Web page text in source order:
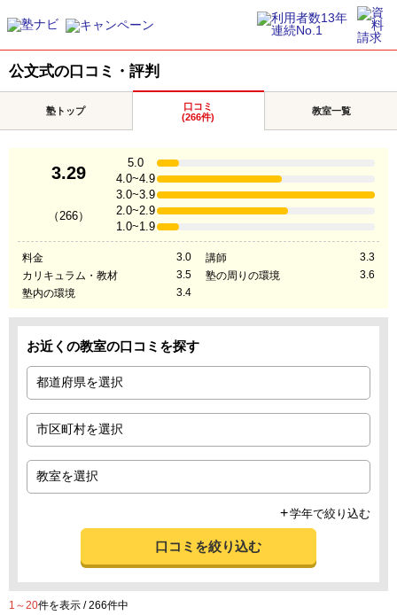
公文式の口コミ・評判
塾トップ
口コミ
(266件)
教室一覧
3.29
（266）
5.0
4.0~4.9
3.0~3.9
2.0~2.9
1.0~1.9
料金 3.0 講師
3.3
カリキュラム・教材
3.5 塾の周りの環境
3.6
塾内の環境
3.4
お近くの教室の口コミを探す
学年で絞り込む
口コミを絞り込む
1～20件を表示 / 266件中